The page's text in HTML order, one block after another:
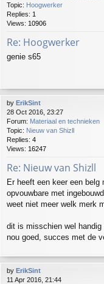
Topic: Hoogwerker
Replies: 1
Views: 10906
Re: Hoogwerker
genie s65
by ErikSint
28 Oct 2016, 23:27
Forum: Materiaal en technieken
Topic: Nieuw van Shizll
Replies: 4
Views: 16247
Re: Nieuw van Shizll
Er heeft een keer een
opvouwbare met
weet niet meer welk merk
dit is misschien wel
nou goed, succes met de
by ErikSint
11 Apr 2016, 21:44